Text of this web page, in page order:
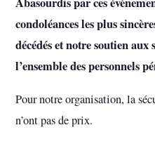
condoléances les plus
décédés et notre soutien
l’ensemble des personnels
Pour notre organisation, la
n’ont pas de prix.